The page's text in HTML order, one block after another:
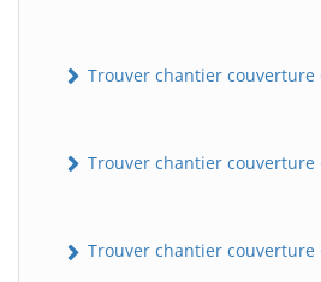
Trouver chantier couverture
Trouver chantier couverture
Trouver chantier couverture